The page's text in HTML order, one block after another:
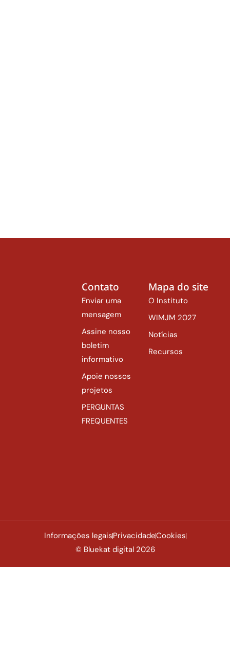
Contato
Enviar uma
mensagem
Assine nosso
boletim
informativo
Apoie nossos
projetos
PERGUNTAS
FREQUENTES
Mapa do site
O Instituto
WIMJM 2027
Notícias
Recursos
Informações legaisPrivacidadeCookies
© Bluekat digital 2026